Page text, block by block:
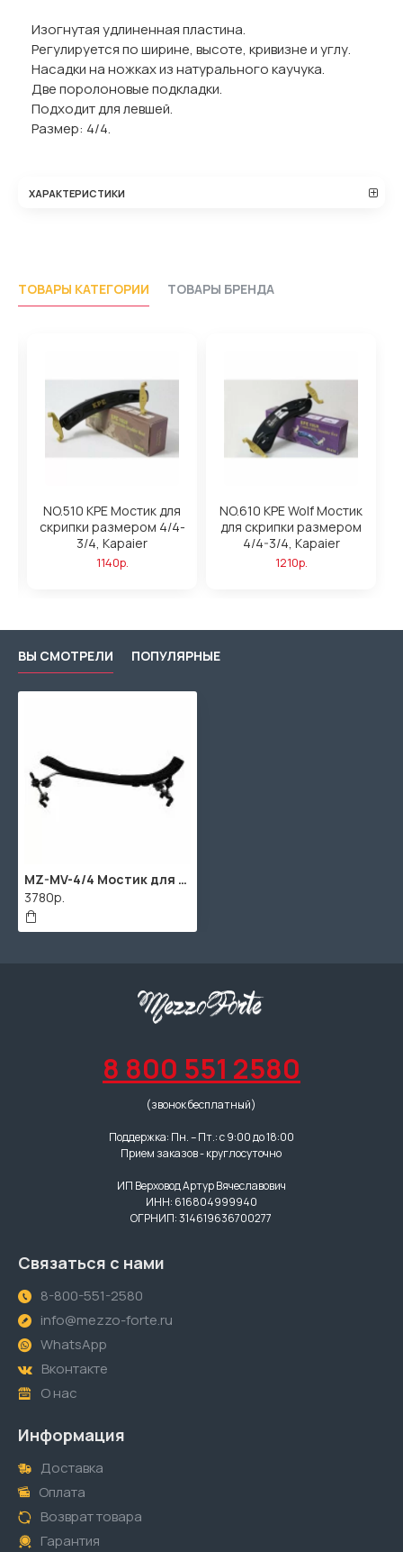
Изогнутая удлиненная пластина.
Регулируется по ширине, высоте, кривизне и углу.
Насадки на ножках из натурального каучука.
Две поролоновые подкладки.
Подходит для левшей.
Размер: 4/4.
ХАРАКТЕРИСТИКИ
ТОВАРЫ КАТЕГОРИИ ТОВАРЫ БРЕНДА
NO.510 KPE Мостик для
скрипки размером 4/4-
3/4, Kapaier
1140р.
NO.610 KPE Wolf Мостик
для скрипки размером
4/4-3/4, Kapaier
1210р.
ВЫ СМОТРЕЛИ ПОПУЛЯРНЫЕ
MZ-MV-4/4 Мостик для скрипки размером 4/4, MEZZO
3780р.
8 800 551 2580
(звонок бесплатный)
Поддержка: Пн. – Пт.: с 9:00 до 18:00
Прием заказов - круглосуточно
ИП Верховод Артур Вячеславович
ИНН: 616804999940
ОГРНИП: 314619636700277
Связаться с нами
8-800-551-2580
info@mezzo-forte.ru
WhatsApp
Вконтакте
О нас
Информация
Доставка
Оплата
Возврат товара
Гарантия